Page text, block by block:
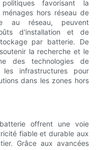
favorisant la
hors réseau de
au réseau, peuvent
d'installation et de
par batterie. De
la recherche et le
des technologies de
infrastructures pour
dans les zones hors
offrent une voie
fiable et durable aux
Grâce aux avancées